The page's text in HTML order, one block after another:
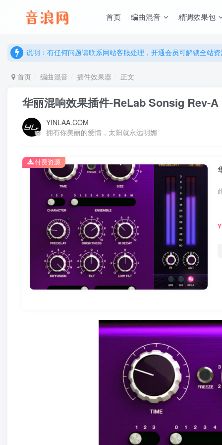
首页 编曲混音 精调效果包
说明：有任何问题请联系网站客服处理，开通会员可解锁全站
说明：有任何问题请联系网站客服处理，开通会员可解锁全站
首页 编曲混音 插件效果器 正文
华丽混响效果插件-ReLab Sonsig Rev-
YINLAA.COM
拥有你美丽的爱情，太阳就永远明媚
付费资源